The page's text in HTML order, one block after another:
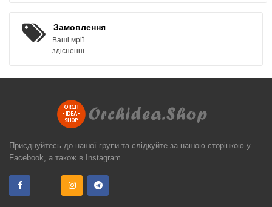
Замовлення
Ваші мрії
здісненні
Приєднуйтесь до нашої групи та слідкуйте за нашою сторінкою у
Facebook, а також в Instagram